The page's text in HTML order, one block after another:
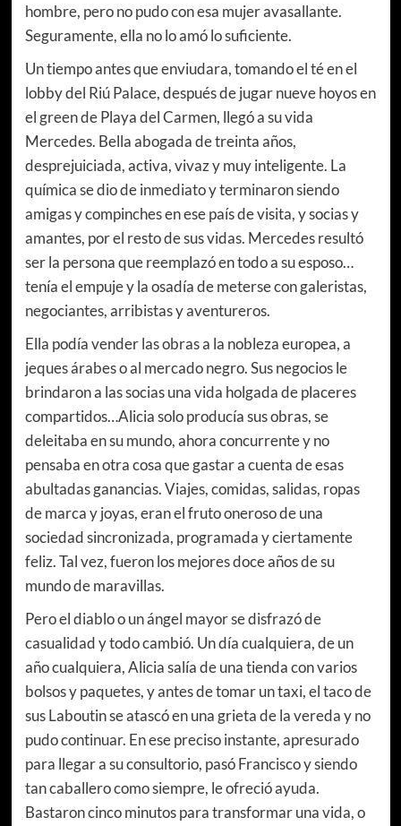
hombre, pero no pudo con esa mujer avasallante.
Seguramente, ella no lo amó lo suficiente.
Un tiempo antes que enviudara, tomando el té en el
lobby del Riú Palace, después de jugar nueve hoyos en
el green de Playa del Carmen, llegó a su vida
Mercedes. Bella abogada de treinta años,
desprejuiciada, activa, vivaz y muy inteligente. La
química se dio de inmediato y terminaron siendo
amigas y compinches en ese país de visita, y socias y
amantes, por el resto de sus vidas. Mercedes resultó
ser la persona que reemplazó en todo a su esposo…
tenía el empuje y la osadía de meterse con galeristas,
negociantes, arribistas y aventureros.
Ella podía vender las obras a la nobleza europea, a
jeques árabes o al mercado negro. Sus negocios le
brindaron a las socias una vida holgada de placeres
compartidos…Alicia solo producía sus obras, se
deleitaba en su mundo, ahora concurrente y no
pensaba en otra cosa que gastar a cuenta de esas
abultadas ganancias. Viajes, comidas, salidas, ropas
de marca y joyas, eran el fruto oneroso de una
sociedad sincronizada, programada y ciertamente
feliz. Tal vez, fueron los mejores doce años de su
mundo de maravillas.
Pero el diablo o un ángel mayor se disfrazó de
casualidad y todo cambió. Un día cualquiera, de un
año cualquiera, Alicia salía de una tienda con varios
bolsos y paquetes, y antes de tomar un taxi, el taco de
sus Laboutin se atascó en una grieta de la vereda y no
pudo continuar. En ese preciso instante, apresurado
para llegar a su consultorio, pasó Francisco y siendo
tan caballero como siempre, le ofreció ayuda.
Bastaron cinco minutos para transformar una vida, o